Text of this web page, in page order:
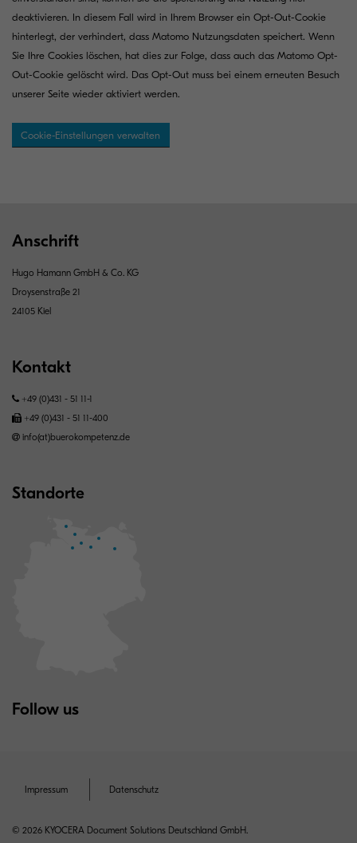
deaktivieren. In diesem Fall wird in Ihrem Browser ein Opt-Out-Cookie
hinterlegt, der verhindert, dass Matomo Nutzungsdaten speichert. Wenn
Sie Ihre Cookies löschen, hat dies zur Folge, dass auch das Matomo Opt-
Out-Cookie gelöscht wird. Das Opt-Out muss bei einem erneuten Besuch
unserer Seite wieder aktiviert werden.
Cookie-Einstellungen verwalten
Anschrift
Hugo Hamann GmbH & Co. KG
Droysenstraße 21
24105 Kiel
Kontakt
+49 (0)431 - 51 11-1
+49 (0)431 - 51 11-400
info(at)buerokompetenz.de
Standorte
Follow us
Impressum Datenschutz
© 2026 KYOCERA Document Solutions Deutschland GmbH.